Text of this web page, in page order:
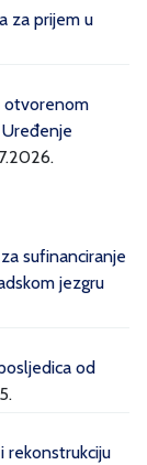
za prijem u
otvorenom
sufinanciranje
jezgru
od
rekonstrukciju